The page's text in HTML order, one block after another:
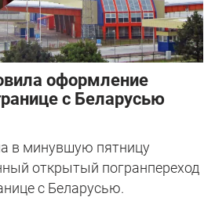
оформление
с Беларусью
в минувшую пятницу
открытый погранпереход
с Беларусью.